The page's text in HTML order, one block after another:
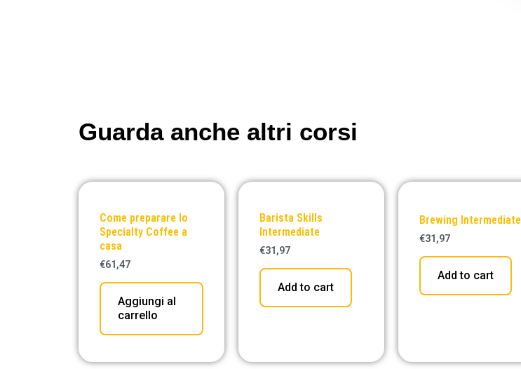
Guarda anche altri corsi
Come preparare lo
Specialty Coffee a
casa
€61,47
Aggiungi al
carrello
Barista Skills
Intermediate
€31,97
Add to cart
Brewing Intermediate
€31,97
Add to cart